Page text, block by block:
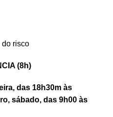
risco
(8h)
das 18h30m às
sábado, das 9h00 às